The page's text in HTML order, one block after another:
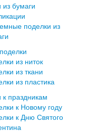
бумаги
поделки из
из ниток
из ткани
из пластика
к праздникам
к Новому году
к Дню Святого